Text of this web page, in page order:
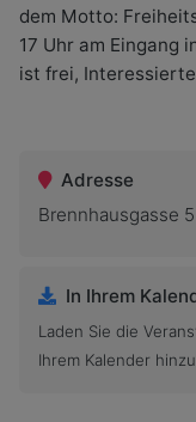
dem Motto:
17 Uhr am Eingang
ist frei,
Adresse
Brennhausgasse 5
In Ihrem
Laden Sie die
Ihrem Kalender